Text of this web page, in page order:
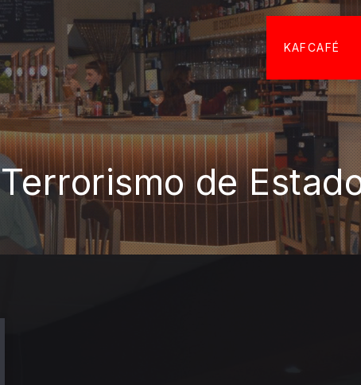
KAFCAFÉ
Terrorismo de